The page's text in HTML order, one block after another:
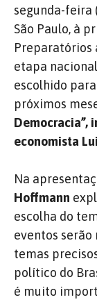
segunda-feira
São Paulo, à
Preparatórios
etapa
escolhido
próximos
Democracia”,
economista
Na
Hoffmann
escolha do
eventos
temas
político do
é muito